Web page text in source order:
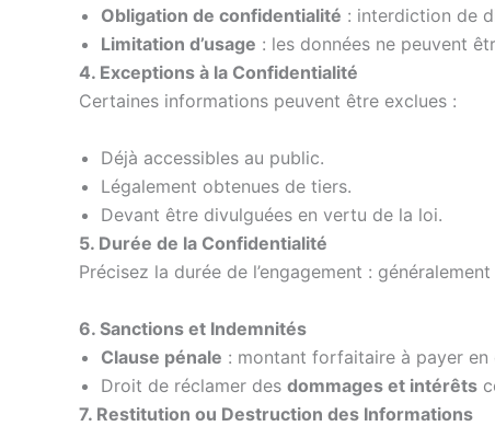
Obligation de confidentialité : interdiction de
Limitation d’usage : les données ne peuvent
4. Exceptions à la Confidentialité
Certaines informations peuvent être exclues :
Déjà accessibles au public.
Légalement obtenues de tiers.
Devant être divulguées en vertu de la loi.
5. Durée de la Confidentialité
Précisez la durée de l’engagement : généralement
6. Sanctions et Indemnités
Clause pénale : montant forfaitaire à payer
Droit de réclamer des dommages et intérêts
7. Restitution ou Destruction des Informations